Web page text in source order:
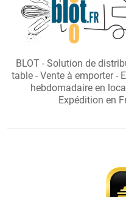
BLOT - Solution de
table - Vente à emporter -
hebdomadaire en
Expédition en